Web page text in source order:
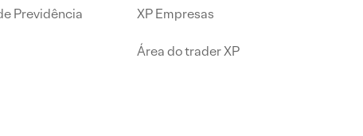
Previdência XP Empresas
Área do trader XP